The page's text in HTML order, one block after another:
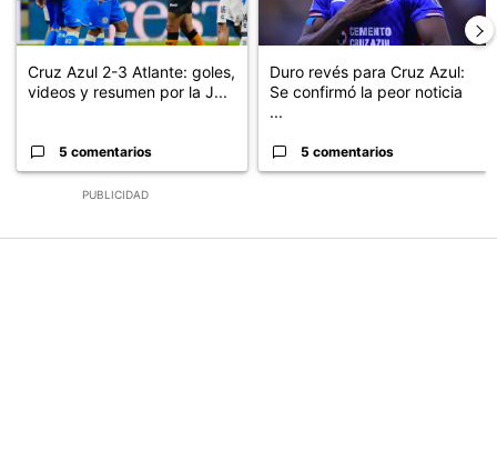
PUBLICIDAD
Cruz Azul 2-3 Atlante: goles,
videos y resumen por la J...
5 comentarios
Duro revés para Cruz Azul:
Se confirmó la peor noticia
...
5 comentarios